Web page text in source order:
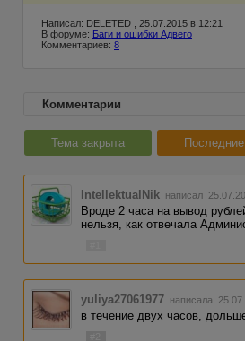
Написал: DELETED , 25.07.2015 в 12:21
В форуме: Баги и ошибки Адвего
Комментариев: 8
Комментарии
Тема закрыта
IntellektualNik написал
Вроде 2 часа на вывод
нельзя, как отвечала
yuliya27061977 написала
в течение двух часов,